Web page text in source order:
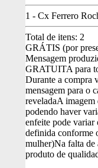
1 - Cx Ferrero
Total de itens: 2
GRÁTIS (por
Mensagem
GRATUITA para
Durante a compra
mensagem para o
reveladaA imagem
podendo haver
enfeite pode variar
definida conforme
mulher)Na falta de
produto de